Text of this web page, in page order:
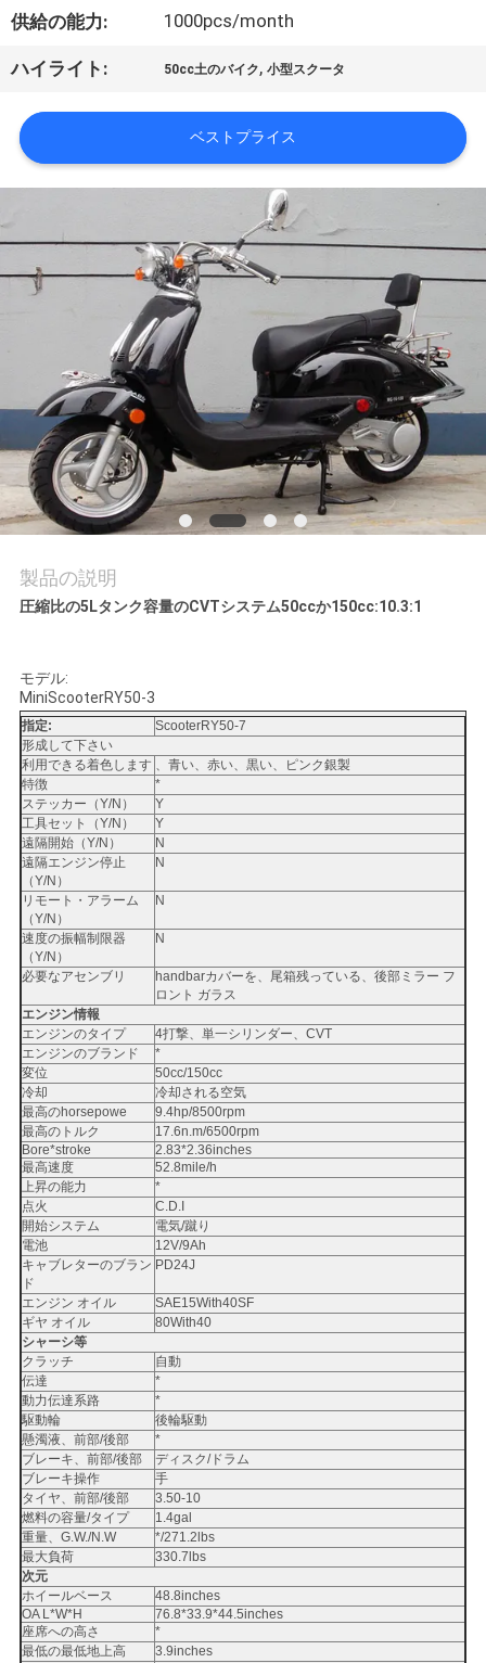
場
旅
品
質
達
に
連
し
さ
い
引
用
を
要
求
し
な
さ
い
地
図
プ
ラ
イ
バ
シ
ー
ポ
リ
供給の能力: 1000pcs/month
ハイライト: 50cc土のバイク,小型スクータ
ベストプライス
製品の説明
圧縮比の5Lタンク容量のCVTシステム50ccか150cc:10.3:1
モデル:
MiniScooterRY50-3
指定:
ScooterRY50-7
形成して下さい
利用できる着色します 、青い、赤い、黒い、ピンク銀製
特徴
*
ステッカー（Y/N）
Y
工具セット（Y/N）
Y
遠隔開始（Y/N）
N
遠隔エンジン停止
（Y/N）
N
リモート・アラーム
（Y/N）
N
速度の振幅制限器
（Y/N）
N
必要なアセンブリ
handbarカバーを、尾箱残っている、後部ミラー フ
ロント ガラス
エンジン情報
エンジンのタイプ
4打撃、単一シリンダー、CVT
エンジンのブランド
*
変位
50cc/150cc
冷却
冷却される空気
最高のhorsepowe
9.4hp/8500rpm
最高のトルク
17.6n.m/6500rpm
Bore*stroke
2.83*2.36inches
最高速度
52.8mile/h
上昇の能力
*
点火
C.D.I
開始システム
電気/蹴り
電池
12V/9Ah
キャブレターのブラン
ド
PD24J
エンジン オイル
SAE15With40SF
ギヤ オイル
80With40
シャーシ等
クラッチ
自動
伝達
*
動力伝達系路
*
駆動輪
後輪駆動
懸濁液、前部/後部
*
ブレーキ、前部/後部
ディスク/ドラム
ブレーキ操作
手
タイヤ、前部/後部
3.50-10
燃料の容量/タイプ
1.4gal
重量、G.W./N.W
*/271.2lbs
最大負荷
330.7lbs
次元
ホイールベース
48.8inches
OA L*W*H
76.8*33.9*44.5inches
座席への高さ
*
最低の最低地上高
3.9inches